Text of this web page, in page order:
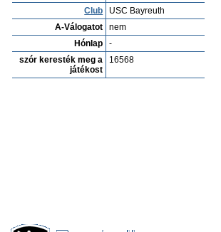
Club
USC Bayreuth
A-Válogatot
nem
Hónlap
-
szór keresték meg a
játékost
16568